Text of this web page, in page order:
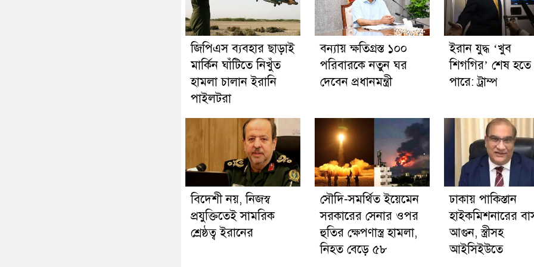
জিপিএস ব্যবহার ছাড়াই
মার্কিন ঘাঁটিতে নিখুঁত
হামলা চালান ইরানি
পাইলটরা
বন্যায় ক্ষতিগ্রস্ত ১০০
পরিবারকে নতুন ঘর
দেবেন প্রধানমন্ত্রী
ইরান যুদ্ধ ‘খুব
শিগগির’ শেষ হতে
পারে: ট্রাম্প
বিদেশী নয়, নিজস্ব
প্রযুক্তিতেই সামরিক
শ্রেষ্ঠত্ব ইরানের
সৌদি-সমর্থিত ইয়েমেন
সরকারের সেনার ওপর
হুতির ক্ষেপণাস্ত্র হামলা,
নিহত বেড়ে ৫৮
ঢাকায় পাকিস্তান
হাইকমিশনারের
আগুন, স্ত্রীসহ
আইসিইউতে